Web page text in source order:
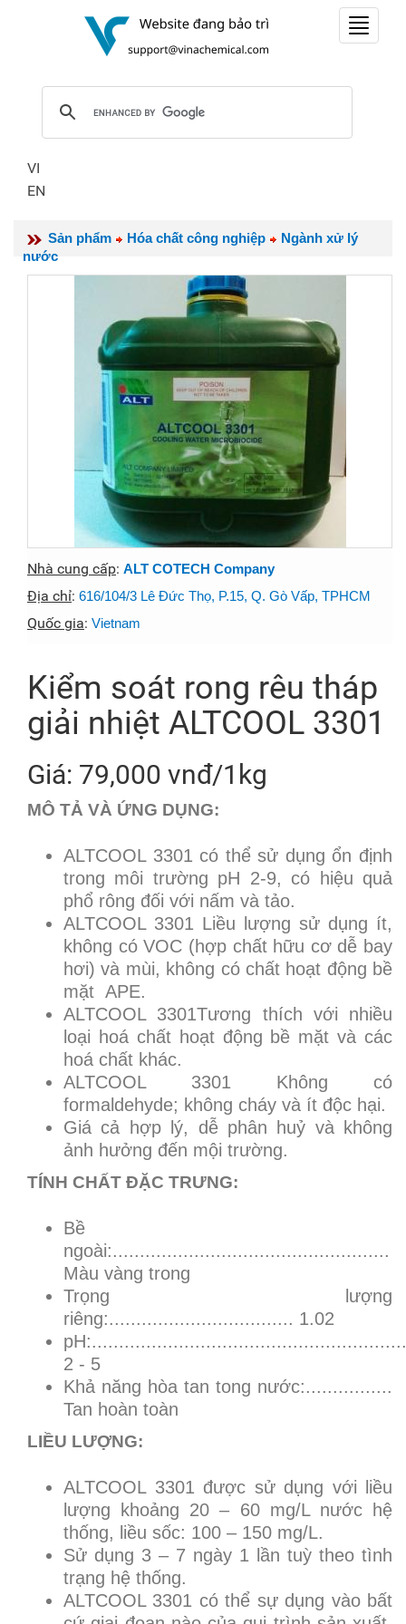
Toggle
VI
EN
Sản phẩm Hóa chất công nghiệp
Ngành xử lý
nước
Nhà cung cấp: ALT COTECH Company
Địa chỉ: 616/104/3 Lê Đức Thọ, P.15, Q. Gò Vấp, TPHCM
Quốc gia: Vietnam
Kiểm soát rong rêu tháp
giải nhiệt ALTCOOL 3301
Giá: 79,000 vnđ/1kg
MÔ TẢ VÀ ỨNG DỤNG:
ALTCOOL 3301 có thể sử dụng ổn định
trong môi trường pH 2-9, có hiệu quả
phổ rông đối với nấm và tảo.
ALTCOOL 3301 Liều lượng sử dụng ít,
không có VOC (hợp chất hữu cơ dễ bay
hơi) và mùi, không có chất hoạt động bề
mặt APE.
ALTCOOL 3301Tương thích với nhiều
loại hoá chất hoạt động bề mặt và các
hoá chất khác.
ALTCOOL 3301 Không có
formaldehyde; không cháy và ít độc hại.
Giá cả hợp lý, dễ phân huỷ và không
ảnh hưởng đến mội trường.
TÍNH CHẤT ĐẶC TRƯNG:
Bề
ngoài:...................................................
Màu vàng trong
Trọng lượng
riêng:.................................. 1.02
2 - 5
Khả năng hòa tan tong nước:................
Tan hoàn toàn
LIỀU LƯỢNG:
ALTCOOL 3301 được sử dụng với liều
lượng khoảng 20 – 60 mg/L nước hệ
thống, liều sốc: 100 – 150 mg/L.
Sử dụng 3 – 7 ngày 1 lần tuỳ theo tình
trạng hệ thống.
ALTCOOL 3301 có thể sự dụng vào bất